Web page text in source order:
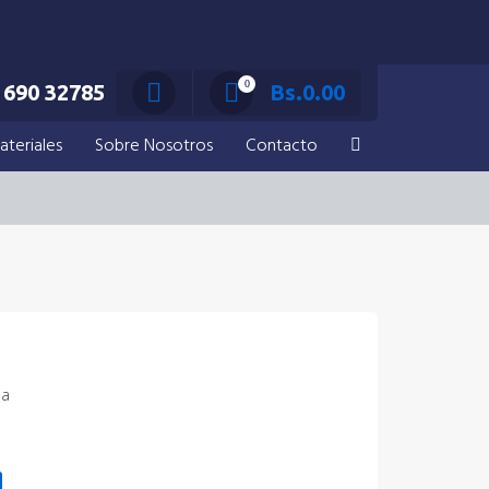
690 32785 0 Bs.0.00
Sobre Nosotros Contacto